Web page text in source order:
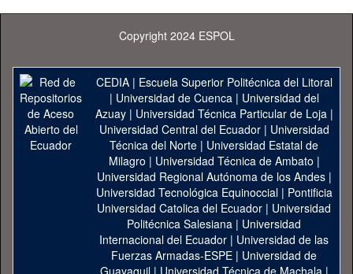
Copyright 2024 ESPOL
CEDIA| Escuela Superior Politécnica del Litoral
| Universidad de Cuenca| Universidad del
Azuay| Universidad Técnica Particular de Loja|
Universidad Central del Ecuador| Universidad
Técnica del Norte | Universidad Estatal de
Milagro | Universidad Técnica de Ambato |
Universidad Regional Autónoma de los Andes|
Universidad Tecnológica Equinoccial| Pontificia
Universidad Catolica del Ecuador | Universidad
Politécnica Salesiana | Universidad
Internacional del Ecuador | Universidad de las
Fuerzas Armadas-ESPE | Universidad de
Guayaquil| Universidad Técnica de Machala |